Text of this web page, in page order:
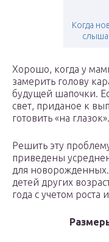
Когда
Хорошо, когда у
замерить голову
будущей шапочки.
свет, приданое к
готовить «на глазок».
Решить эту
приведены
для
детей других
года с учетом роста